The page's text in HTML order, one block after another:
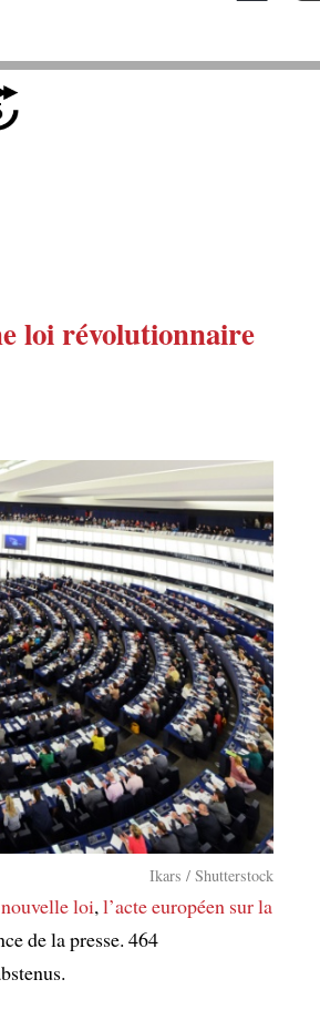
loi révolutionnaire
Ikars / Shutterstock
loi, l’acte européen sur la
de la presse. 464